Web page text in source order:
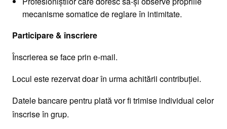
mecanisme somatice de reglare în intimitate.
Participare & înscriere
Înscrierea se face prin e-mail.
Locul este rezervat doar în urma achitării contribuției.
Datele bancare pentru plată vor fi trimise individual celor
înscrise în grup.